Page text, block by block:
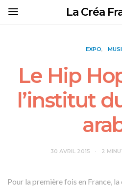
La Créa
EXPO
Le Hip
l’institut
30 AVRIL 2015 2
Pour la première fois en France,